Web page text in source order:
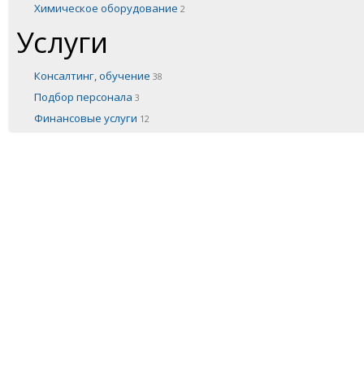
Химическое оборудование 2
Услуги
Консалтинг, обучение 38
Подбор персонала 3
Финансовые услуги 12